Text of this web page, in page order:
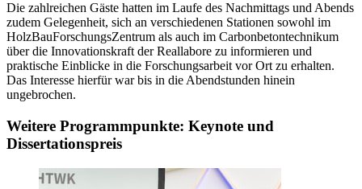
Die zahlreichen Gäste hatten im Laufe des Nachmittags und Abends
zudem Gelegenheit, sich an verschiedenen Stationen sowohl im
HolzBauForschungsZentrum als auch im Carbonbetontechnikum
über die Innovationskraft der Reallabore zu informieren und
praktische Einblicke in die Forschungsarbeit vor Ort zu erhalten.
Das Interesse hierfür war bis in die Abendstunden hinein
ungebrochen.
Weitere Programmpunkte: Keynote und
Dissertationspreis